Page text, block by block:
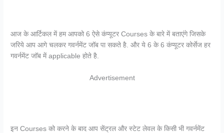
आज के आर्टिकल में हम आपको 6 ऐसे कंप्यूटर Courses के बारे में बताएंगे जिसके
जरिये आप आगे चलकर गवर्नमेंट जॉब पा सकते है. और ये 6 के 6 कंप्यूटर कोर्सेज हर
गवर्नमेंट जॉब में applicable होते है.
Advertisement
इन Courses को करने के बाद आप सेंट्रल और स्टेट लेवल के किसी भी गवर्नमेंट